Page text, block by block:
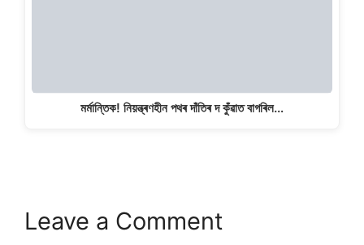
মৰ্মান্তিক! নিয়ন্ত্ৰণহীন পথৰ দাঁতিৰ দ কুঁৱাত বাগৰিল…
Leave a Comment